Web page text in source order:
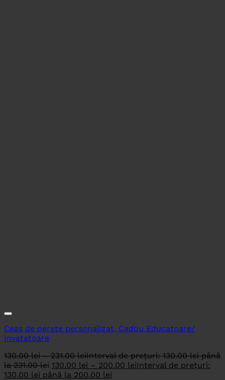
Ceas de perete personalizat, Cadou Educatoare/
Invatatoare
130.00lei – 231.00leiInterval de prețuri: 130.00 lei până
la 231.00 lei 130.00 lei – 200.00 leiInterval de prețuri:
130.00 lei până la 200.00 lei